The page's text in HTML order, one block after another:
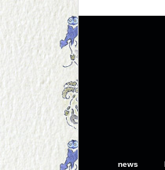
news